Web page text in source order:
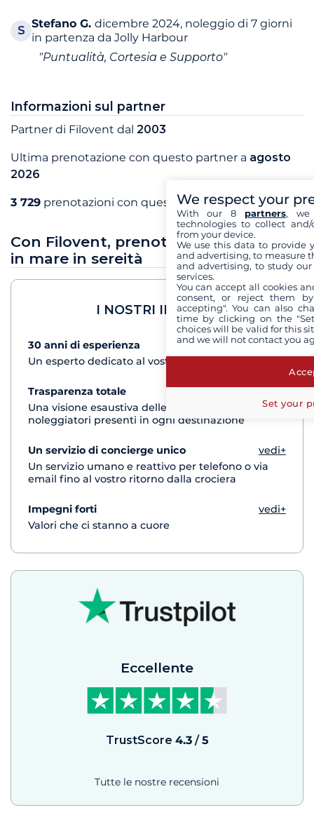
S
Stefano G. dicembre 2024, noleggio di 7 giorni
in partenza da Jolly Harbour
"Puntualità, Cortesia e Supporto"
Informazioni sul partner
Partner di Filovent dal 2003
Ultima prenotazione con questo partner a agosto
2026
3 729 prenotazioni con questo partner
Con Filovent, prenota le tue vacanze
in mare in sereità
I NOSTRI IMPEGNI
30 anni di esperienza
vedi+
Un esperto dedicato al vostro progetto di crociera
Trasparenza totale
vedi+
Una visione esaustiva delle barche di tutti i
noleggiatori presenti in ogni destinazione
Un servizio di concierge unico
vedi+
Un servizio umano e reattivo per telefono o via
email fino al vostro ritorno dalla crociera
Impegni forti
vedi+
Valori che ci stanno a cuore
Eccellente
TrustScore 4.3/5
Tutte le nostre recensioni
We respect your
With our 8 partners, we
technologies to collect
from your device.
We use this data to provide
and advertising, to measure
and advertising, to study
services.
You can accept all cookies
consent, or reject them
accepting". You can also
time by clicking on the
choices will be valid for this
and we will not contact you
Set your